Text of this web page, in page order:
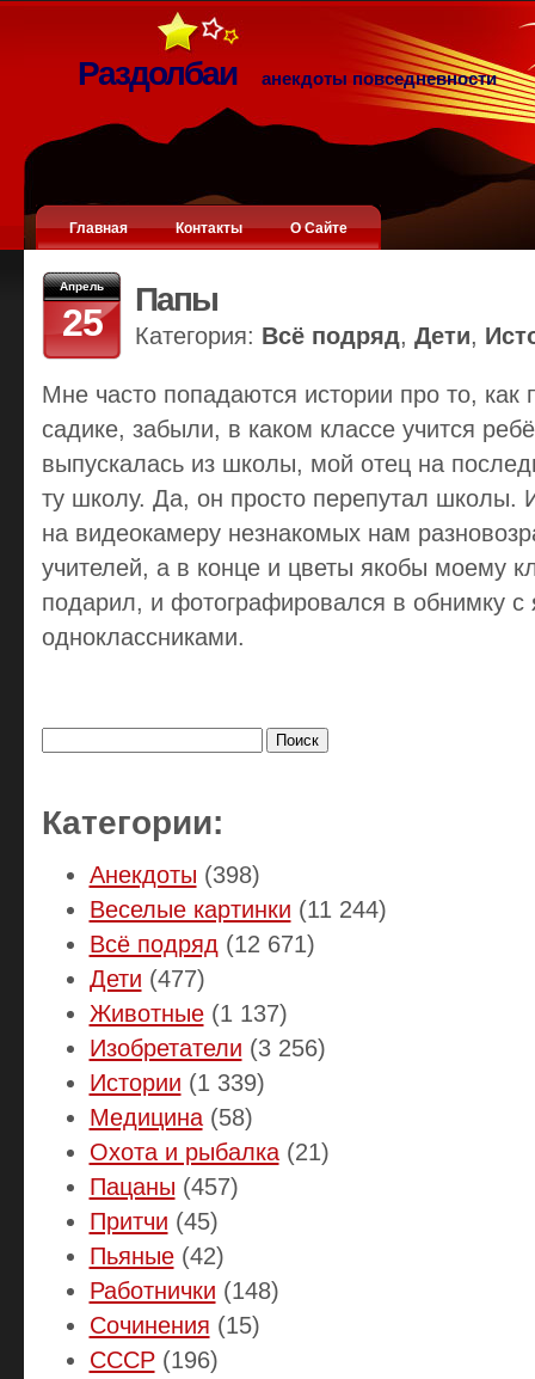
Раздолбаи анекдоты повседневности
Главная Контакты О Сайте
Апрель
25
Папы
Категория: Всё подряд, Дети,
Мне часто попадаются истории про то, как
садике, забыли, в каком классе учится
выпускалась из школы, мой отец на
ту школу. Да, он просто перепутал школы.
на видеокамеру незнакомых нам
учителей, а в конце и цветы якобы моему
подарил, и фотографировался в обнимку
одноклассниками.
Категории:
Анекдоты (398)
Веселые картинки (11 244)
Всё подряд (12 671)
Дети (477)
Животные(1 137)
Изобретатели (3 256)
Истории (1 339)
Медицина(58)
Охота и рыбалка(21)
Пацаны (457)
Притчи (45)
Пьяные(42)
Работнички (148)
Сочинения (15)
СССР(196)